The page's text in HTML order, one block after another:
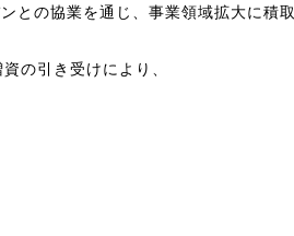
との協業を通じ、事業領域拡大に積取
の引き受けにより、